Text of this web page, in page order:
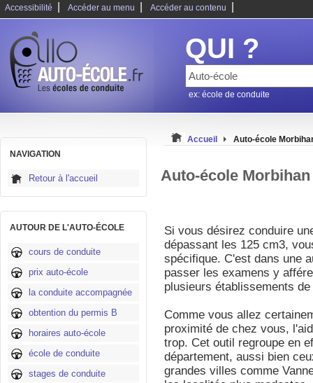
Accessibilité Accéder au menu Accéder au contenu
QUI ?
ex: école de conduite
NAVIGATION
Retour à l'accueil
AUTOUR DE L'AUTO-ÉCOLE
cours de conduite
prix auto-école
la conduite accompagnée
obtention du permis B
horaires auto-école
école de conduite
stages de conduite
Accueil Auto-école
Auto-école Morbihan
Si vous désirez conduire
dépassant les 125 cm3,
spécifique. C'est dans une
passer les examens y
plusieurs établissements
Comme vous allez
proximité de chez vous,
trop. Cet outil regroupe en
département, aussi bien
grandes villes comme